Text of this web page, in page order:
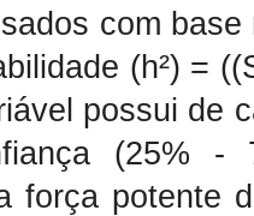
com
(h²) =
possui de
(25% -
força potente